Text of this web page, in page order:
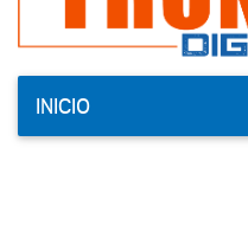
INICIO